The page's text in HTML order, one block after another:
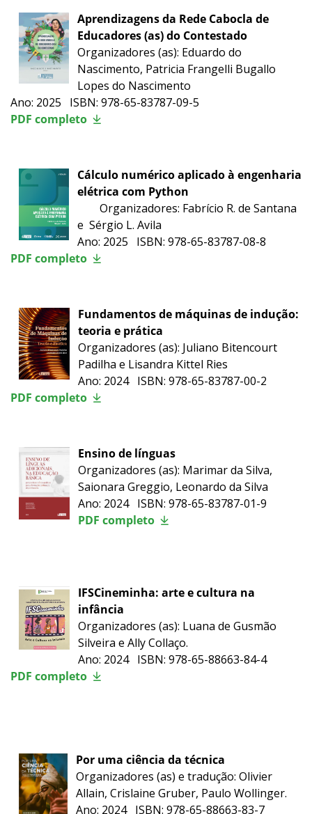
Aprendizagens da Rede Cabocla de
Educadores (as) do Contestado
Organizadores (as): Eduardo do
Nascimento, Patricia Frangelli Bugallo
Lopes do Nascimento
Ano: 2025 ISBN: 978-65-83787-09-5
PDF completo
Cálculo numérico aplicado à engenharia
elétrica com Python
Organizadores: Fabrício R. de Santana
e Sérgio L. Avila
Ano: 2025 ISBN: 978-65-83787-08-8
PDF completo
Fundamentos de máquinas de indução:
teoria e prática
Organizadores (as): Juliano Bitencourt
Padilha e Lisandra Kittel Ries
Ano: 2024 ISBN: 978-65-83787-00-2
PDF completo
Ensino de línguas
Organizadores (as): Marimar da Silva,
Saionara Greggio, Leonardo da Silva
Ano: 2024 ISBN: 978-65-83787-01-9
PDF completo
IFSCineminha: arte e cultura na
infância
Organizadores (as): Luana de Gusmão
Silveira e Ally Collaço.
Ano: 2024 ISBN: 978-65-88663-84-4
PDF completo
Por uma ciência da técnica
Organizadores (as) e tradução: Olivier
Allain, Crislaine Gruber, Paulo Wollinger.
Ano: 2024 ISBN: 978-65-88663-83-7